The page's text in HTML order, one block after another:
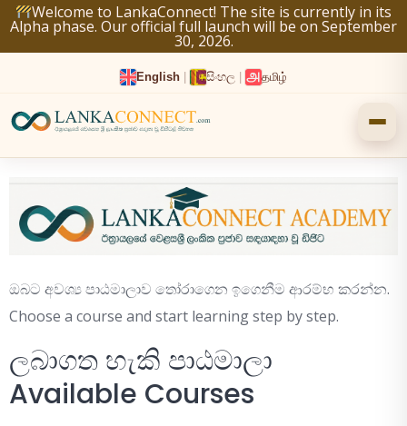
Welcome to LankaConnect! The site is currently in its
Alpha phase. Our official full launch will be on September
30, 2026.
English සිංහල தமிழ்
Skip
to
content
ඔබට අවශ්‍ය පාඨමාලාව තෝරාගෙන ඉගෙනීම ආරම්භ කරන්න.
Choose a course and start learning step by step.
ලබාගත හැකි පාඨමාලා
Available Courses